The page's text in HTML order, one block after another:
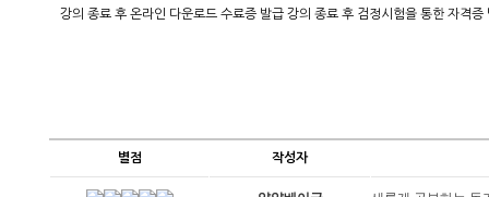
강의 종료 후 온라인 다운로드 수료증 발급 강의 종료 후 검정시험을 통한 자격
별점 작성자